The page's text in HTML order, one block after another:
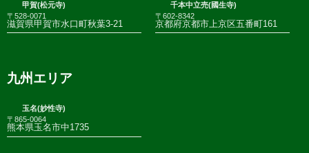
甲賀(松元寺)
〒528-0071
滋賀県甲賀市水口町秋葉3-21
千本中立売(國生寺)
〒602-8342
京都府京都市上京区五番町161
九州エリア
玉名(妙性寺)
〒865-0064
熊本県玉名市中1735